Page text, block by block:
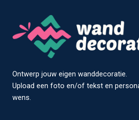
Ontwerp jouw eigen wanddecoratie.
Upload een foto en/of tekst en
wens.